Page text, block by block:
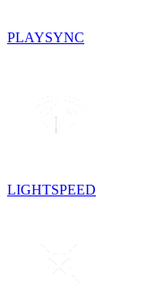
PLAYSYNC
LIGHTSPEED